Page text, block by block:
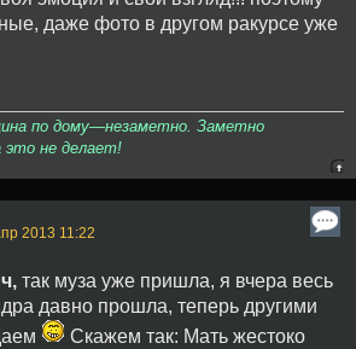
даже фото в другом ракурсе уже
по дому—незаметно. Заметно
это не делает!
2013 11:22
так муза уже пришла, я вчера весь
давно прошла, теперь другими
Скажем так: Мать жестоко